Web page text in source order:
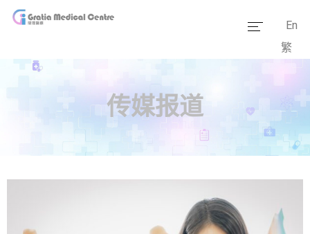
服务范畴
套餐价格
En
繁
传媒报道